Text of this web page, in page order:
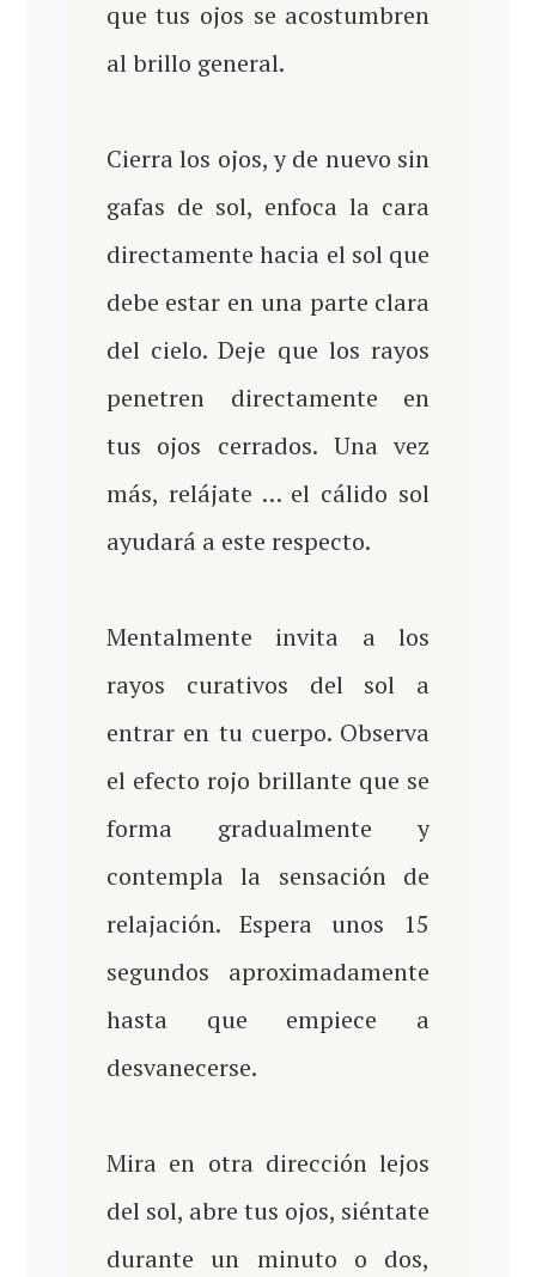
que tus ojos se acostumbren
al brillo general.
Cierra los ojos, y de nuevo sin
gafas de sol, enfoca la cara
directamente hacia el sol que
debe estar en una parte clara
del cielo. Deje que los rayos
penetren directamente en
tus ojos cerrados. Una vez
más, relájate … el cálido sol
ayudará a este respecto.
Mentalmente invita a los
rayos curativos del sol a
entrar en tu cuerpo. Observa
el efecto rojo brillante que se
forma gradualmente y
contempla la sensación de
relajación. Espera unos 15
segundos aproximadamente
hasta que empiece a
desvanecerse.
Mira en otra dirección lejos
del sol, abre tus ojos, siéntate
durante un minuto o dos,